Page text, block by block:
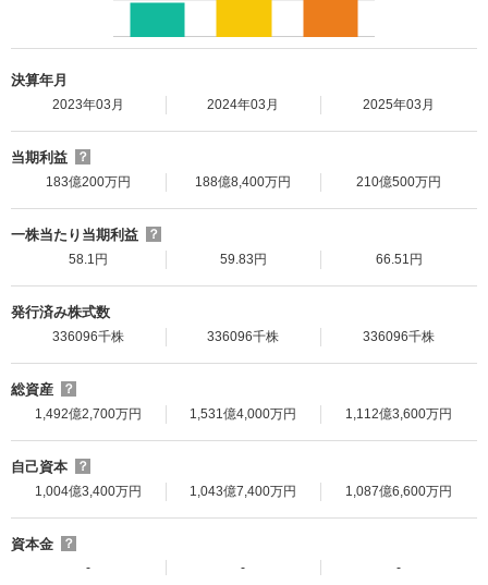
決算年月
2023年03月 2024年03月 2025年03月
当期利益
？
183億200万円
188億8,400万円 210億500万円
一株当たり当期利益
？
58.1円
59.83円 66.51円
発行済み株式数
336096千株 336096千株 336096千株
総資産
？
1,492億2,700万円
1,531億4,000万円 1,112億3,600万円
自己資本
？
1,004億3,400万円
1,043億7,400万円 1,087億6,600万円
資本金
？
-
- -